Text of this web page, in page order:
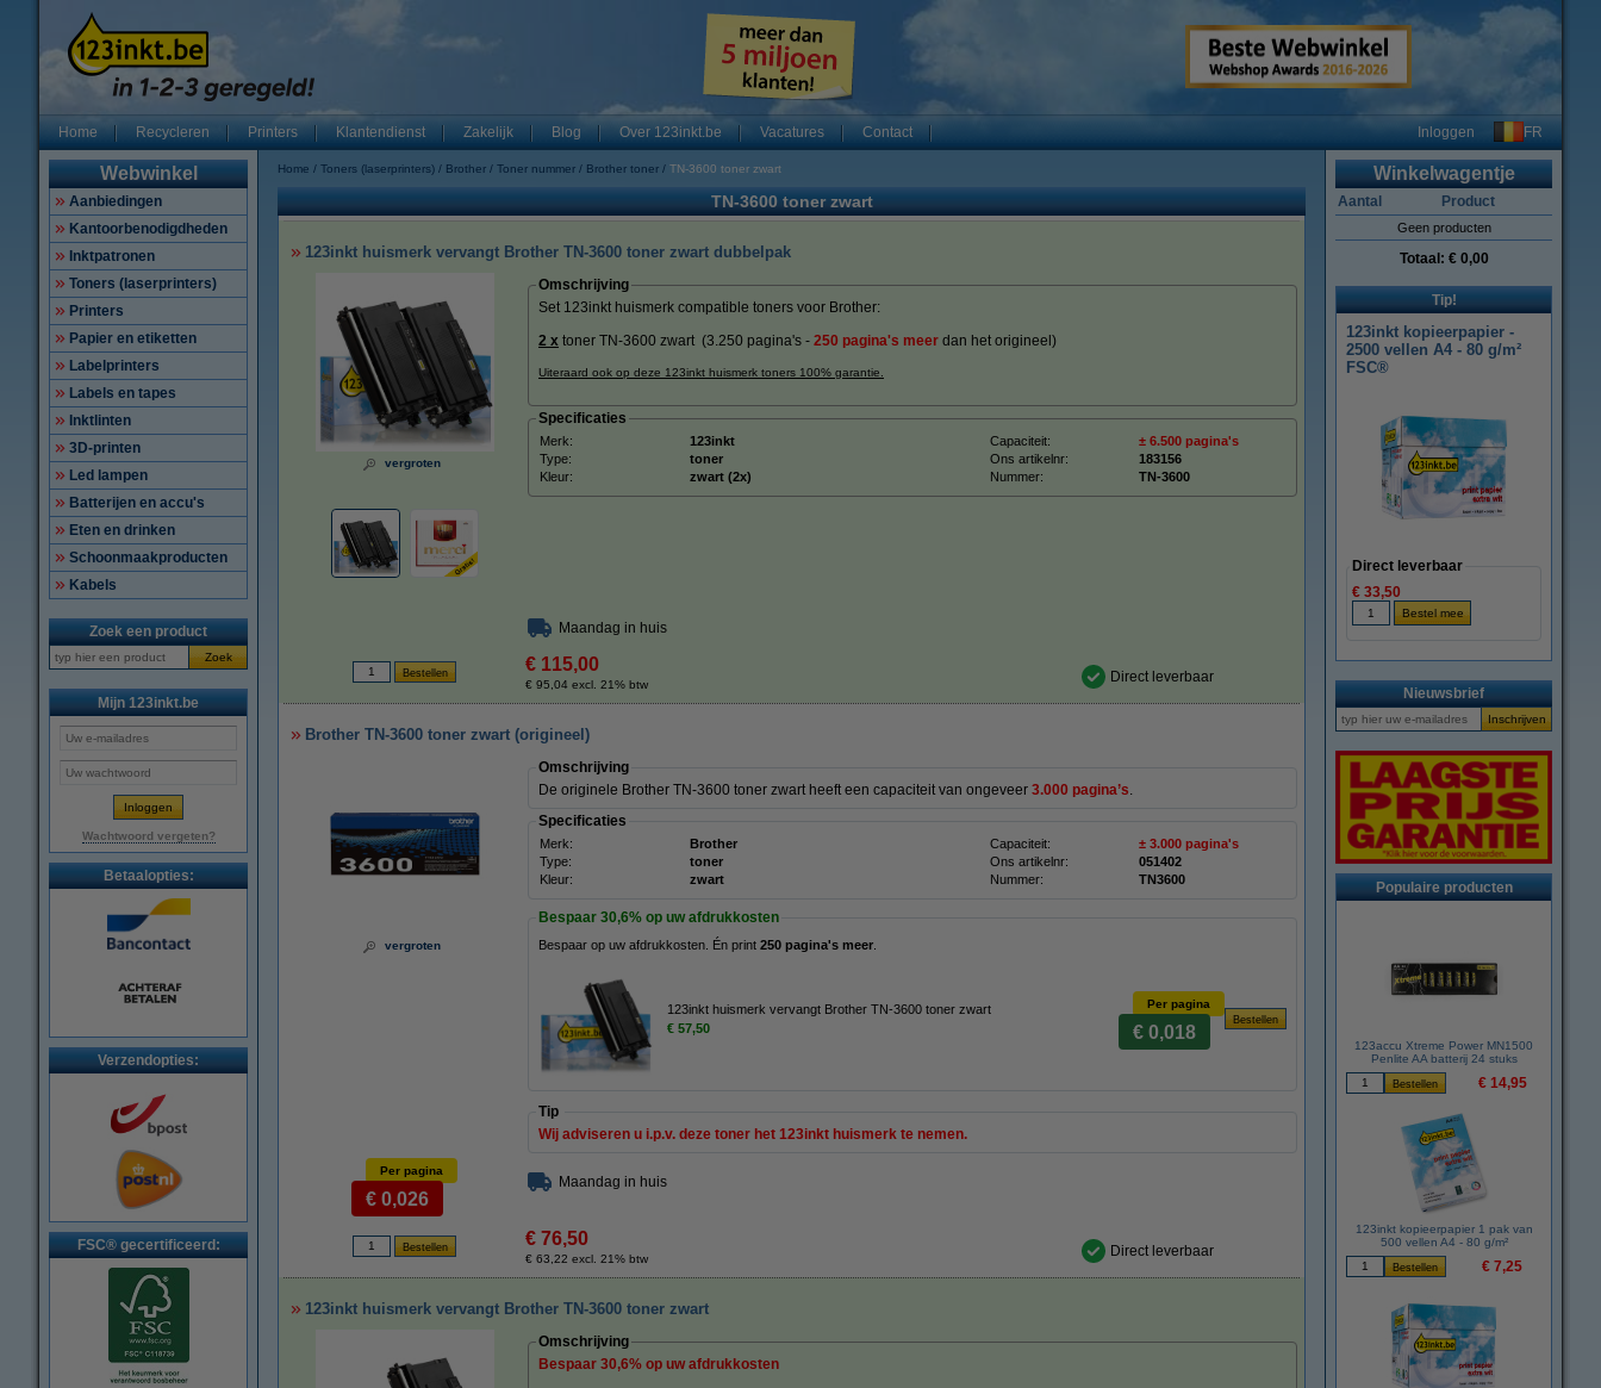
Home Recycleren Printers Klantendienst Zakelijk Blog Over 123inkt.be Vacatures Contact Inloggen FR
Webwinkel
Aanbiedingen
Kantoorbenodigdheden
Inktpatronen
Toners (laserprinters)
Printers
Papier en etiketten
Labelprinters
Labels en tapes
Inktlinten
3D-printen
Led lampen
Batterijen en accu's
Eten en drinken
Schoonmaakproducten
Kabels
Zoek een product
Zoek
Mijn 123inkt.be
Wachtwoord vergeten?
Betaalopties:
Verzendopties:
FSC® gecertificeerd:
Home Toners (laserprinters) Brother Toner nummer Brother toner TN-3600 toner zwart
TN-3600 toner zwart
123inkt huismerk vervangt Brother TN-3600 toner zwart dubbelpak
vergroten
Omschrijving
Set 123inkt huismerk compatible toners voor Brother:
2 x toner TN-3600 zwart (3.250 pagina's - 250 pagina's meer dan het origineel)
Uiteraard ook op deze 123inkt huismerk toners 100% garantie.
Specificaties
Merk: 123inkt Capaciteit:
± 6.500 pagina's
Type:
toner Ons artikelnr:
183156
Kleur:
zwart (2x) Nummer: TN-3600
Maandag in huis
€ 115,00
€ 95,04 excl. 21% btw Direct leverbaar
Brother TN-3600 toner zwart (origineel)
vergroten
Omschrijving
De originele Brother TN-3600 toner zwart heeft een capaciteit van ongeveer 3.000 pagina’s.
Specificaties
Merk: Brother Capaciteit:
± 3.000 pagina's
Type:
toner Ons artikelnr:
051402
Kleur:
zwart Nummer: TN3600
Bespaar 30,6% op uw afdrukkosten
Bespaar op uw afdrukkosten. Én print 250 pagina's meer
123inkt huismerk vervangt Brother TN-3600 toner zwart
€ 57,50
Per pagina
€ 0,018
Tip
Wij adviseren u i.p.v. deze toner het 123inkt huismerk te nemen.
Per pagina
€ 0,026
Maandag in huis
€ 76,50
€ 63,22 excl. 21% btw Direct leverbaar
123inkt huismerk vervangt Brother TN-3600 toner zwart
Omschrijving
Bespaar 30,6% op uw afdrukkosten
Winkelwagentje
Aantal Product
Geen producten
Totaal: € 0,00
Tip!
123inkt kopieerpapier -
2500 vellen A4 - 80 g/m²
FSC®
Direct leverbaar
€ 33,50
Nieuwsbrief
Populaire producten
123accu Xtreme Power MN1500
Penlite AA batterij 24 stuks
€ 14,95
123inkt kopieerpapier 1 pak van
500 vellen A4 - 80 g/m²
€ 7,25